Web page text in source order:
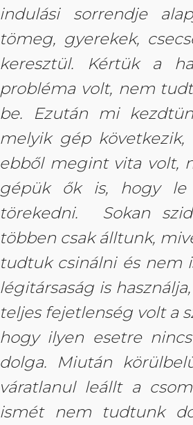
indulási sorrendje
tömeg, gyerekek,
keresztül. Kértük a
probléma volt, nem
be. Ezután mi
melyik gép
ebből megint vita volt,
gépük ők is, hogy le
törekedni. Sokan
többen csak álltunk,
tudtuk csinálni és nem
légitársaság is
teljes fejetlenség volt a
hogy ilyen esetre
dolga. Miután
váratlanul leállt a
ismét nem tudtunk